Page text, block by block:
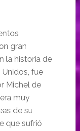
gran
la historia de
fue
Michel de
muy
de su
que sufrió